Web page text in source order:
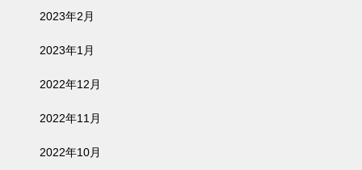
2023年2月
2023年1月
2022年12月
2022年11月
2022年10月